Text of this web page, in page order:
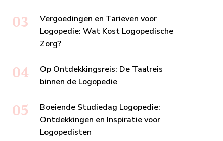
Vergoedingen en Tarieven voor
Logopedie: Wat Kost Logopedische
Zorg?
Op Ontdekkingsreis: De Taalreis
binnen de Logopedie
Boeiende Studiedag Logopedie:
Ontdekkingen en Inspiratie voor
Logopedisten